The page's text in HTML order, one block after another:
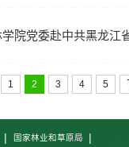
1 2 3 4 5
| 国家林业和草原局 |